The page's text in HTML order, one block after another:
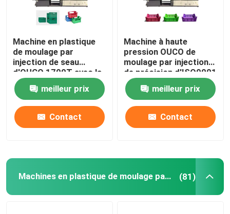
Machines en plastique de moulage par injection
Machine automatique de moulage par injection
Machine hydraulique de moulage par injection
Machine de moulage par injection de haute précision
Machine en plastique
de moulage par
injection de seau
d'OUCO 1700T avec la
force de fixage forte
meilleur prix
Contact
Machine à haute
pression OUCO de
moulage par injection
de précision d'ISO9001
1900T pour le seau
meilleur prix
Contact
Machines en plastique de moulage par injection (81)